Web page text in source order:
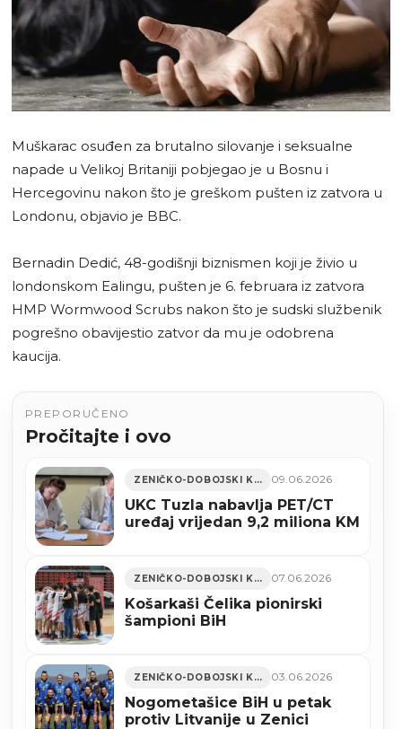
Muškarac osuđen za brutalno silovanje i seksualne
napade u Velikoj Britaniji pobjegao je u Bosnu i
Hercegovinu nakon što je greškom pušten iz zatvora u
Londonu, objavio je BBC.
Bernadin Dedić, 48-godišnji biznismen koji je živio u
londonskom Ealingu, pušten je 6. februara iz zatvora
HMP Wormwood Scrubs nakon što je sudski službenik
pogrešno obavijestio zatvor da mu je odobrena
kaucija.
PREPORUČENO
Pročitajte i ovo
ZENIČKO-DOBOJSKI KANTON 09.06.2026
UKC Tuzla nabavlja PET/CT
uređaj vrijedan 9,2 miliona KM
ZENIČKO-DOBOJSKI KANTON 07.06.2026
Košarkaši Čelika pionirski
šampioni BiH
ZENIČKO-DOBOJSKI KANTON 03.06.2026
Nogometašice BiH u petak
protiv Litvanije u Zenici